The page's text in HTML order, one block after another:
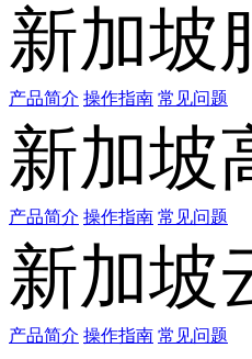
新加坡
产品简介 操作指南 常见问题
新加坡
产品简介 操作指南 常见问题
新加坡
产品简介 操作指南 常见问题